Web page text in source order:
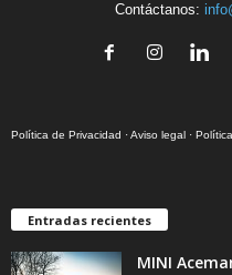
Contáctanos:
Política de Privacidad ·Aviso legal ·
Entradas recientes
MINI